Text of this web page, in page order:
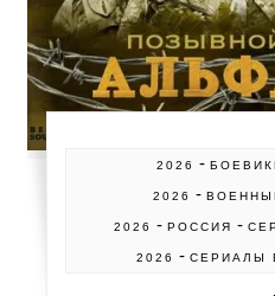
2026 -
2026 -
2026 - РОССИЯ -
2026 - СЕРИАЛЫ